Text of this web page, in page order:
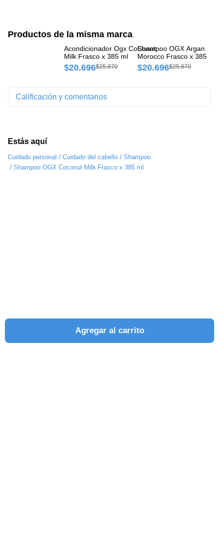
Estás aquí
Cuidado personal / Cuidado del cabello / Shampoo
/ Shampoo OGX Coconut Milk Frasco x 385 ml
Productos de la misma marca
Acondicionador Ogx CoConut
Milk Frasco x 385 ml
$20.696$25.870
Shampoo OGX Argan Oil
Morocco Frasco x 385 ml
$20.696$25.870
Agregar al carrito
Calificación y comentarios